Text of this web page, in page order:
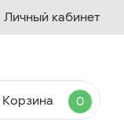
Личный кабинет
Корзина 0